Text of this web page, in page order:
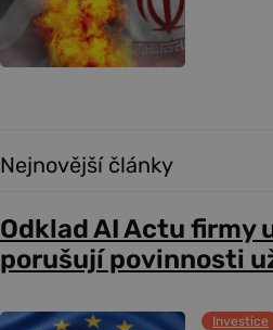
Nejnovější články
Odklad AI Actu firmy
porušují povinnosti
Investice